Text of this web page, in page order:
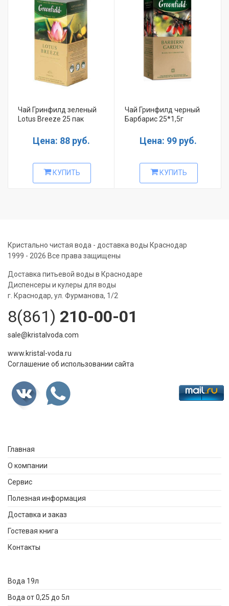
Чай Гринфилд зеленый
Lotus Breeze 25 пак
Цена: 88 руб.
КУПИТЬ
Чай Гринфилд черный
Барбарис 25*1,5г
Цена: 99 руб.
КУПИТЬ
Кристально чистая вода - доставка воды Краснодар
1999 - 2026 Все права защищены
Доставка питьевой воды в Краснодаре
Диспенсеры и кулеры для воды
г. Краснодар, ул. Фурманова, 1/2
8(861) 210-00-01
sale@kristalvoda.com
www.kristal-voda.ru
Соглашение об использовании сайта
Главная
О компании
Сервис
Полезная информация
Доставка и заказ
Гостевая книга
Контакты
Вода 19л
Вода от 0,25 до 5л